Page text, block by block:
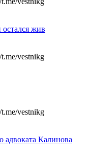
жив
vestnikg
vestnikg
Калинова